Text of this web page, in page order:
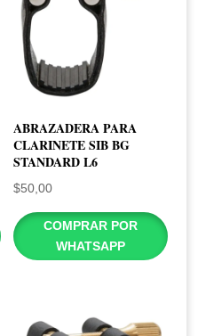
ABRAZADERA PARA
CLARINETE SIB BG
STANDARD L6
$50,00
COMPRAR POR
WHATSAPP